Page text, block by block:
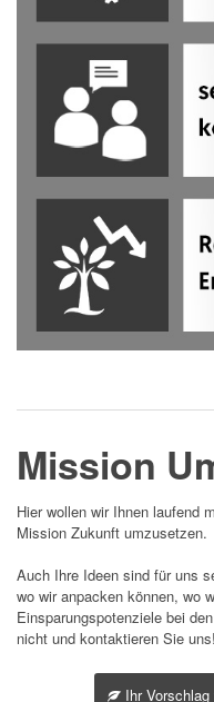
Mission
Hier wollen wir Ihnen laufend
Mission Zukunft umzusetzen.
Auch Ihre Ideen sind für uns
wo wir anpacken können, wo
Einsparungspotenziele bei
nicht und kontaktieren Sie uns!
Ihr